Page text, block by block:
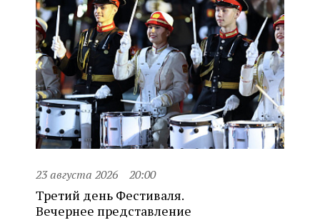
23 августа 2026 20:00
Третий день Фестиваля.
Вечернее представление